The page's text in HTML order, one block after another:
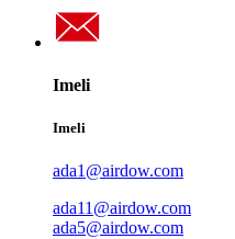
Imeli
Imeli
ada1@airdow.com
ada11@airdow.com
ada5@airdow.com